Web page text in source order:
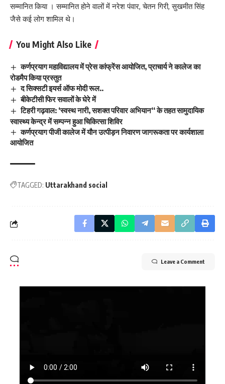
सम्मानित किया । सम्मानित होने वालों में नरेश पंवार, चेतन गिरी, सुखमीत सिंह
जैसे कई लोग शामिल थे।
You Might Also Like
कर्णप्रयाग महाविद्यालय में प्रेस कांफ्रेंस आयोजित, प्राचार्य ने कालेज का
रोडमैप किया प्रस्तुत
द सिक्सटी इयर्स ऑफ मोदी रूल..
बीकेटीसी फिर सवालों के घेरे में
टिहरी गढ़वाल: ‘स्वस्थ नारी, सशक्त परिवार अभियान‘‘ के तहत सामुदायिक
स्वास्थ्य केन्द्र में सम्पन्न हुआ चिकित्सा शिविर
कर्णप्रयाग पीजी कालेज में यौन उत्पीड़न निवारण जागरूकता पर कार्यशाला
आयोजित
TAGGED: Uttarakhand social
Leave a Comment